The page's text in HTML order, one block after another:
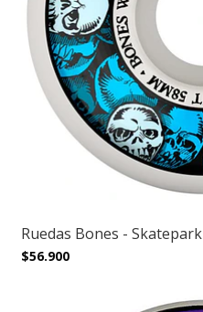
Ruedas Bones -
$56.900